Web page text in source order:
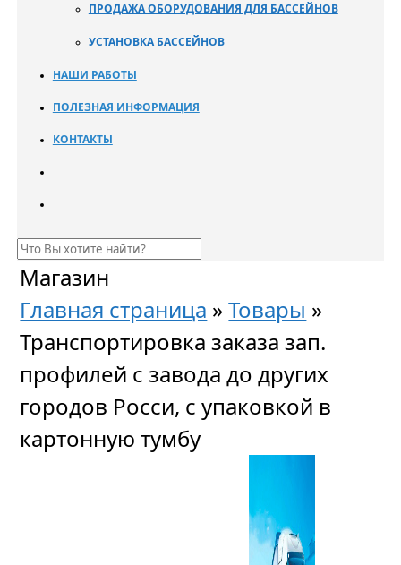
ПРОДАЖА ОБОРУДОВАНИЯ ДЛЯ БАССЕЙНОВ
УСТАНОВКА БАССЕЙНОВ
НАШИ РАБОТЫ
ПОЛЕЗНАЯ ИНФОРМАЦИЯ
КОНТАКТЫ
Магазин
Главная страница »Товары »
Транспортировка заказа зап.
профилей с завода до других
городов Росси, с упаковкой в
картонную тумбу